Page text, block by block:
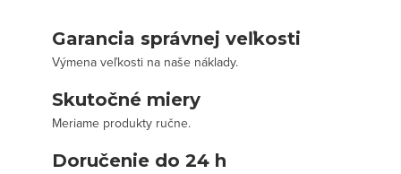
Garancia správnej veľkosti
Výmena veľkosti na naše náklady.
Skutočné miery
Meriame produkty ručne.
Doručenie do 24 h